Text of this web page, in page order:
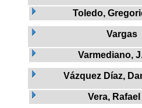
Toledo,
Vargas
Varmediano,
Vázquez Díaz,
Vera, Rafael